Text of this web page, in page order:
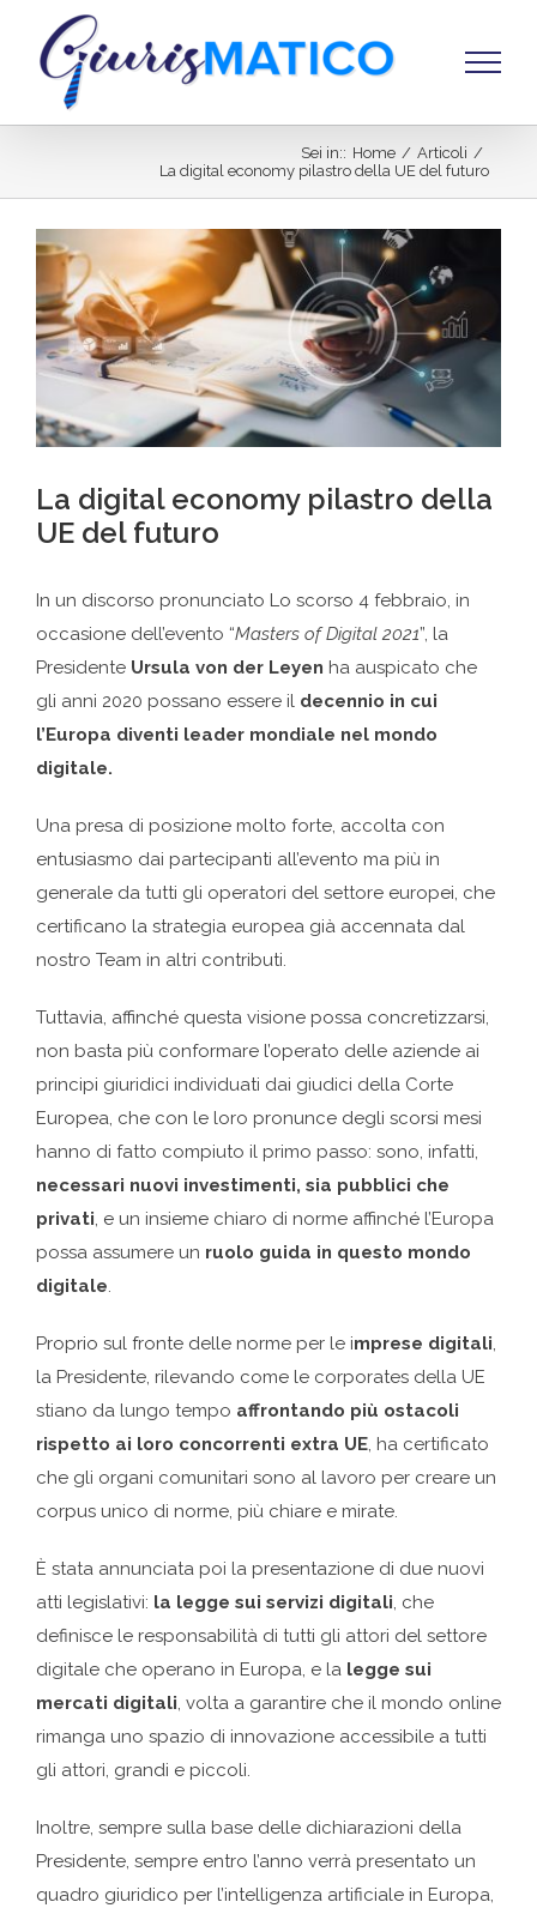
contenuto
Sei in:: Home / Articoli /
La digital economy pilastro della UE del futuro
Ingrandisci
immagine
La digital economy pilastro della
UE del futuro
In un discorso pronunciato Lo scorso 4 febbraio, in
occasione dell’evento “Masters of Digital 2021”, la
Presidente Ursula von der Leyen ha auspicato che
gli anni 2020 possano essere il decennio in cui
l’Europa diventi leader mondiale nel mondo
digitale.
Una presa di posizione molto forte, accolta con
entusiasmo dai partecipanti all’evento ma più in
generale da tutti gli operatori del settore europei, che
certificano la strategia europea già accennata dal
nostro Team in altri contributi.
Tuttavia, affinché questa visione possa concretizzarsi,
non basta più conformare l’operato delle aziende ai
principi giuridici individuati dai giudici della Corte
Europea, che con le loro pronunce degli scorsi mesi
hanno di fatto compiuto il primo passo: sono, infatti,
necessari nuovi investimenti, sia pubblici che
privati, e un insieme chiaro di norme affinché l’Europa
possa assumere un ruolo guida in questo mondo
digitale.
Proprio sul fronte delle norme per le imprese digitali,
la Presidente, rilevando come le corporates della UE
stiano da lungo tempo affrontando più ostacoli
rispetto ai loro concorrenti extra UE, ha certificato
che gli organi comunitari sono al lavoro per creare un
corpus unico di norme, più chiare e mirate.
È stata annunciata poi la presentazione di due nuovi
atti legislativi: la legge sui servizi digitali, che
definisce le responsabilità di tutti gli attori del settore
digitale che operano in Europa, e la legge sui
mercati digitali, volta a garantire che il mondo online
rimanga uno spazio di innovazione accessibile a tutti
gli attori, grandi e piccoli.
Inoltre, sempre sulla base delle dichiarazioni della
Presidente, sempre entro l’anno verrà presentato un
quadro giuridico per l’intelligenza artificiale in Europa,